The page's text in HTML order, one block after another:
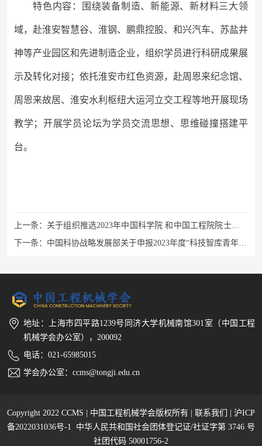
特色内容：围绕装备制造、新能源、新材料三大领
域，赴淮安智慧谷、淮钢、 鹏鼎控股、和兴汽车、苏盐井
神等产业园区和先进制造企业， 组织学员进行科研成果展
示及转化对接；依托淮安市红色资源，赴周恩来纪念馆、
周恩来故居、淮安水利枢纽大运河立交工程等地开展现场
教学；开展学员论坛为学员交流思想、思维碰撞搭建平
台。
上一条： 关于组织推选2023年中国科学院 和中国工程院院士候选
人的通知
下一条： 中国科协战略发展部关于申报2023年度“科技智库青年人
地址：上海市四平路1239号同济大学机械南馆301室（中国工程
机械学会办公室），200092
电话：021-65985015
学会办公室：ccms@tongji.edu.cn
Copyright 2022 CCMS | 中国工程机械学会版权所有 | 联系我们
沪ICP
备2022031036号-1 中华人民共和国社会团体登记证/社证字第 3746 号
社团代码 50001756-2